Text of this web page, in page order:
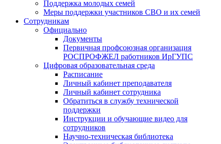
Поддержка молодых семей
Меры поддержки участников СВО и их семей
Сотрудникам
Официально
Документы
Первичная профсоюзная организация
РОСПРОФЖЕЛ работников ИрГУПС
Цифровая образовательная среда
Расписание
Личный кабинет преподавателя
Личный кабинет сотрудника
Обратиться в службу технической
поддержки
Инструкции и обучающие видео для
сотрудников
Научно-техническая библиотека